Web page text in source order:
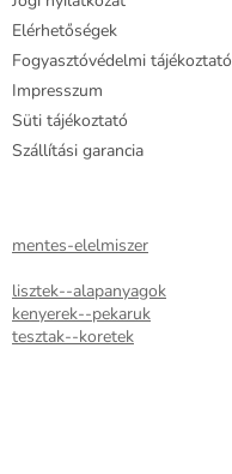
Elérhetőségek
Fogyasztóvédelmi tájékoztató
Impresszum
Süti tájékoztató
Szállítási garancia
mentes-elelmiszer
lisztek--alapanyagok
kenyerek--pekaruk
tesztak--koretek